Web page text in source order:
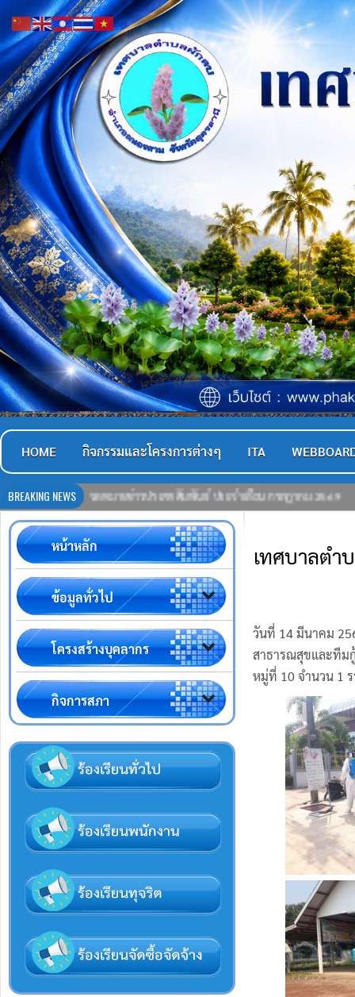
HOME กิจกรรมและโครงการต่างๆ ITA
BREAKING NEWS
จดหมายข่าวประชาสัมพันธ์ ประจำเดือน กรกฎาคม 2569 21-07-
เทศบาลตำ
วันที่ 14 มีนาคม
สาธารณสุขและทีม
หมู่ที่ 10 จำนวน 1
หน้าหลัก
ข้อมูลทั่วไป
โครงสร้างบุคลากร
กิจการสภา